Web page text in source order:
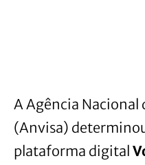
A Agência Nacional
(Anvisa)
plataforma digital